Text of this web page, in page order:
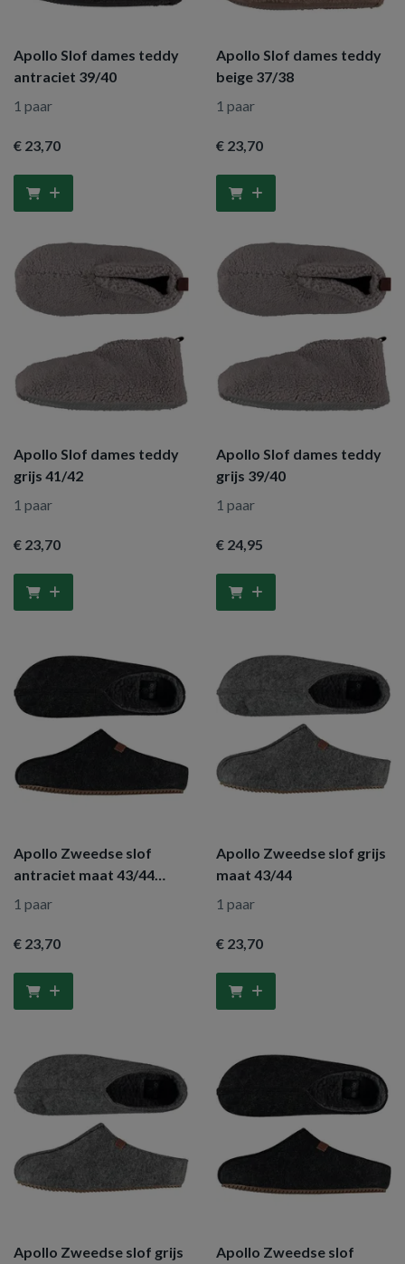
Apollo Slof dames teddy
antraciet 39/40
1 paar
€ 23,70
Apollo Slof dames teddy
beige 37/38
1 paar
€ 23,70
Apollo Slof dames teddy
grijs 41/42
1 paar
€ 23,70
Apollo Slof dames teddy
grijs 39/40
1 paar
€ 24,95
Apollo Zweedse slof
antraciet maat 43/44
heren
1 paar
€ 23,70
Apollo Zweedse slof grijs
maat 43/44
1 paar
€ 23,70
Apollo Zweedse slof grijs
Apollo Zweedse slof